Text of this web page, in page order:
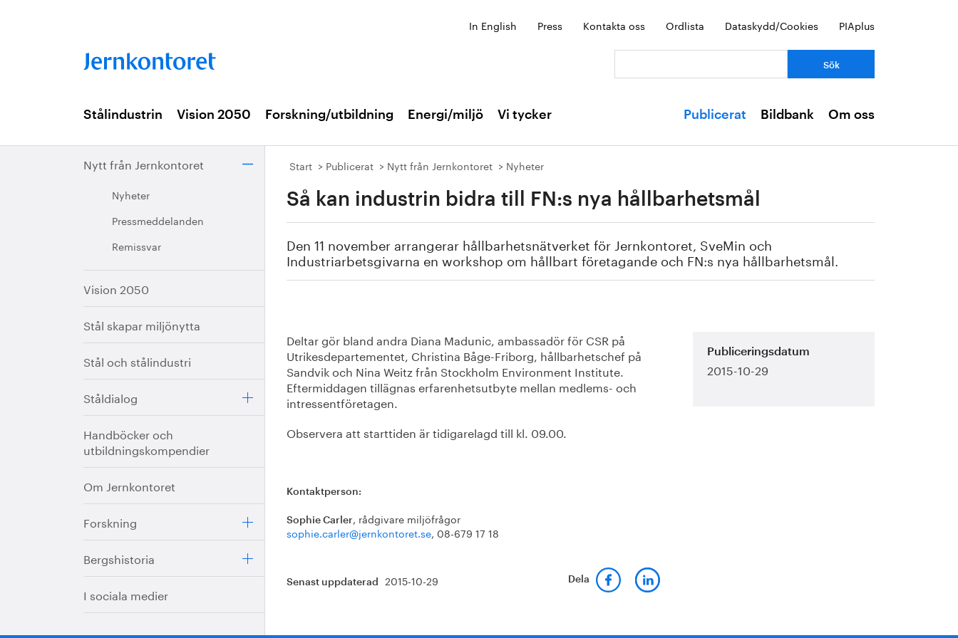
In English Press Kontakta oss Ordlista Dataskydd/Cookies PIAplus
Stålindustrin Vision 2050 Forskning/utbildning Energi/miljö Vi tycker Publicerat Bildbank Om oss
Nytt från Jernkontoret
Nyheter
Pressmeddelanden
Remissvar
Vision 2050
Stål skapar miljönytta
Stål och stålindustri
Ståldialog
Handböcker och
utbildningskompendier
Om Jernkontoret
Forskning
Bergshistoria
I sociala medier
Start Publicerat Nytt från Jernkontoret Nyheter
Så kan industrin bidra till FN:s nya hållbarhetsmål
Den 11 november arrangerar hållbarhetsnätverket för Jernkontoret, SveMin och
Industriarbetsgivarna en workshop om hållbart företagande och FN:s nya hållbarhetsmål.
Deltar gör bland andra Diana Madunic, ambassadör för CSR på
Utrikesdepartementet, Christina Båge-Friborg, hållbarhetschef på
Sandvik och Nina Weitz från Stockholm Environment Institute.
Eftermiddagen tillägnas erfarenhetsutbyte mellan medlems- och
intressentföretagen.
Observera att starttiden är tidigarelagd till kl. 09.00.
Kontaktperson:
Sophie Carler, rådgivare miljöfrågor
sophie.carler@jernkontoret.se, 08-679 17 18
Senast uppdaterad 2015-10-29 Dela
Publiceringsdatum
2015-10-29